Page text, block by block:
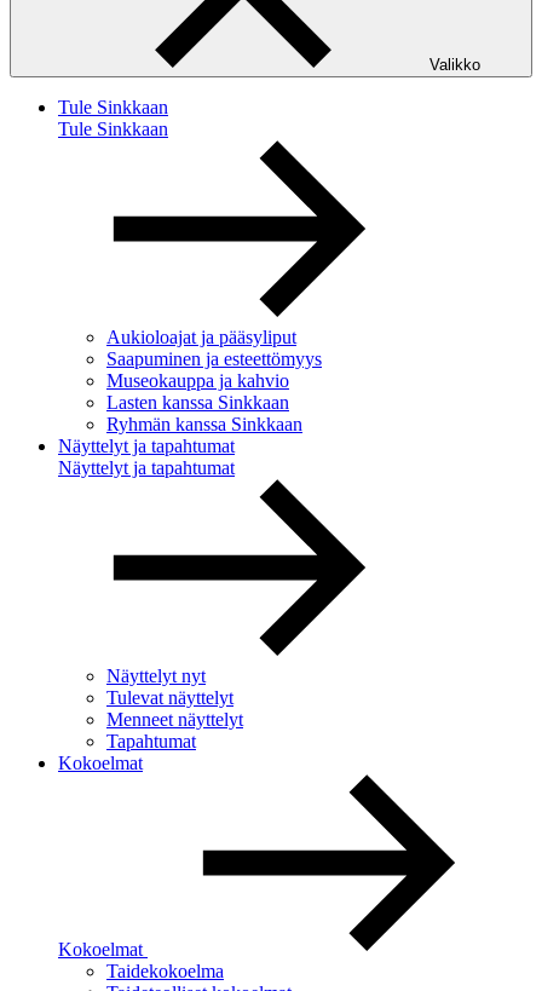
Valikko
Tule Sinkkaan
Tule Sinkkaan
Aukioloajat ja pääsyliput
Saapuminen ja esteettömyys
Museokauppa ja kahvio
Lasten kanssa Sinkkaan
Ryhmän kanssa Sinkkaan
Näyttelyt ja tapahtumat
Näyttelyt ja tapahtumat
Näyttelyt nyt
Tulevat näyttelyt
Menneet näyttelyt
Tapahtumat
Kokoelmat
Kokoelmat
Taidekokoelma